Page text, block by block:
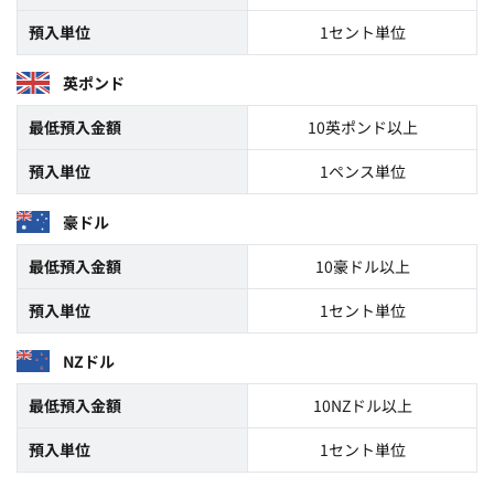
預入単位
1セント単位
英ポンド
最低預入金額
10英ポンド以上
預入単位
1ペンス単位
豪ドル
最低預入金額
10豪ドル以上
預入単位
1セント単位
NZドル
最低預入金額
10NZドル以上
預入単位
1セント単位